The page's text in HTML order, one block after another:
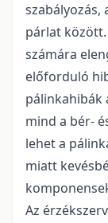
szabályozás,
párlat
számára
előforduló
pálinkahibák
mind a bér-
lehet a
miatt
Az